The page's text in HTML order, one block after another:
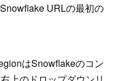
URLの最初の
はSnowflakeのコン